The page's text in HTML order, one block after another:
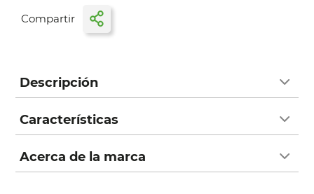
Descripción
Características
Acerca de la marca